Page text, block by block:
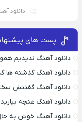
دانلود
پست های
دانلود آهنگ ندیدیم
دانلود آهنگ گذشته ها
دانلود آهنگ گفتنش
دانلود آهنگ غنچه
دانلود آهنگ خوش به